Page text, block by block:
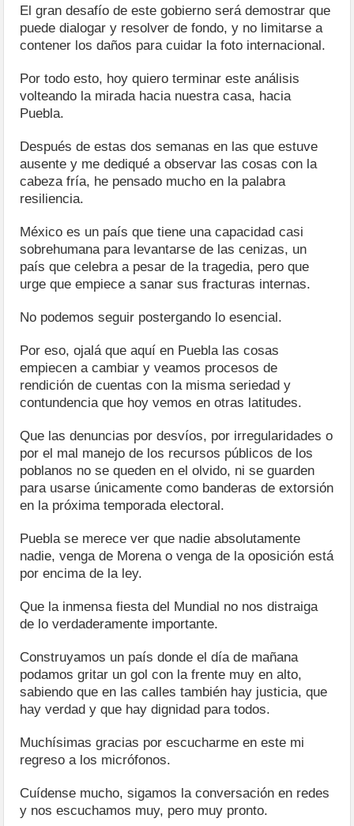
El gran desafío de este gobierno será demostrar que
puede dialogar y resolver de fondo, y no limitarse a
contener los daños para cuidar la foto internacional.
Por todo esto, hoy quiero terminar este análisis
volteando la mirada hacia nuestra casa, hacia
Puebla.
Después de estas dos semanas en las que estuve
ausente y me dediqué a observar las cosas con la
cabeza fría, he pensado mucho en la palabra
resiliencia.
México es un país que tiene una capacidad casi
sobrehumana para levantarse de las cenizas, un
país que celebra a pesar de la tragedia, pero que
urge que empiece a sanar sus fracturas internas.
No podemos seguir postergando lo esencial.
Por eso, ojalá que aquí en Puebla las cosas
empiecen a cambiar y veamos procesos de
rendición de cuentas con la misma seriedad y
contundencia que hoy vemos en otras latitudes.
Que las denuncias por desvíos, por irregularidades o
por el mal manejo de los recursos públicos de los
poblanos no se queden en el olvido, ni se guarden
para usarse únicamente como banderas de extorsión
en la próxima temporada electoral.
Puebla se merece ver que nadie absolutamente
nadie, venga de Morena o venga de la oposición está
por encima de la ley.
Que la inmensa fiesta del Mundial no nos distraiga
de lo verdaderamente importante.
Construyamos un país donde el día de mañana
podamos gritar un gol con la frente muy en alto,
sabiendo que en las calles también hay justicia, que
hay verdad y que hay dignidad para todos.
Muchísimas gracias por escucharme en este mi
regreso a los micrófonos.
Cuídense mucho, sigamos la conversación en redes
y nos escuchamos muy, pero muy pronto.